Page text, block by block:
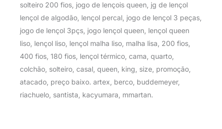
solteiro 200 fios, jogo de lençois queen, jg de lençol
lençol de algodão, lençol percal, jogo de lençol 3 peças,
jogo de lençol 3pçs, jogo lençol queen, lençol queen
liso, lençol liso, lençol malha liso, malha lisa, 200 fios,
400 fios, 180 fios, lençol térmico, cama, quarto,
colchão, solteiro, casal, queen, king, size, promoção,
atacado, preço baixo. artex, berco, buddemeyer,
riachuelo, santista, kacyumara, mmartan.